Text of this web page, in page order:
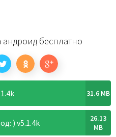
андроид бесплатно
31.6 MB
) v5.1.4k
26.13
MB